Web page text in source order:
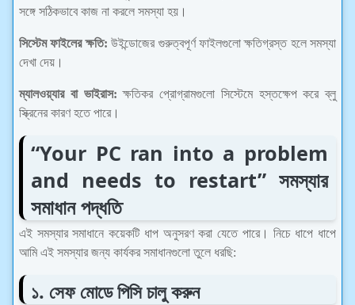
সঙ্গে সঠিকভাবে কাজ না করলে সমস্যা হয়।
সিস্টেম ফাইলের ক্ষতি: উইন্ডোজের গুরুত্বপূর্ণ ফাইলগুলো ক্ষতিগ্রস্ত হলে সমস্যা
দেখা দেয়।
ম্যালওয়্যার বা ভাইরাস: ক্ষতিকর প্রোগ্রামগুলো সিস্টেমে হস্তক্ষেপ করে ব্লু
স্ক্রিনের কারণ হতে পারে।
“Your PC ran into a problem
and needs to restart” সমস্যার
সমাধান পদ্ধতি
এই সমস্যার সমাধানে কয়েকটি ধাপ অনুসরণ করা যেতে পারে। নিচে ধাপে ধাপে
আমি এই সমস্যার জন্য কার্যকর সমাধানগুলো তুলে ধরছি:
১. সেফ মোডে পিসি চালু করুন